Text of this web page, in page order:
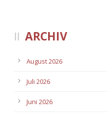
ARCHIV
August 2026
Juli 2026
Juni 2026